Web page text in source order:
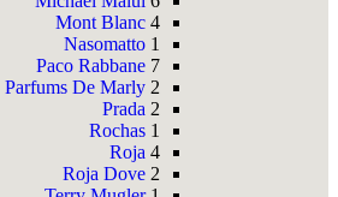
Mont Blanc 4
Nasomatto 1
Paco Rabbane 7
Parfums De Marly 2
Prada 2
Rochas 1
Roja 4
Roja Dove 2